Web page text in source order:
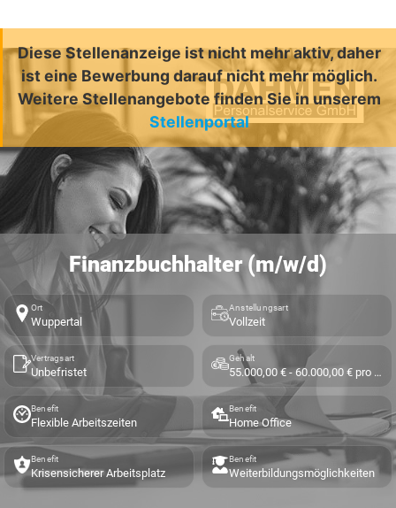
Diese Stellenanzeige ist nicht mehr aktiv, daher
ist eine Bewerbung darauf nicht mehr möglich.
Weitere Stellenangebote finden Sie in unserem
Stellenportal
Finanzbuchhalter (m/w/d)
Ort
Wuppertal
Anstellungsart
Vollzeit
Vertragsart
Unbefristet
Gehalt
55.000,00 € - 60.000,00 € pro Jahr
Benefit
Flexible Arbeitszeiten
Benefit
Home Office
Benefit
Krisensicherer Arbeitsplatz
Benefit
Weiterbildungsmöglichkeiten